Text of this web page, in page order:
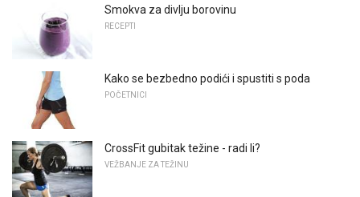
Smokva za divlju borovinu
RECEPTI
Kako se bezbedno podići i spustiti s poda
POČETNICI
CrossFit gubitak težine - radi li?
VEŽBANJE ZA TEŽINU